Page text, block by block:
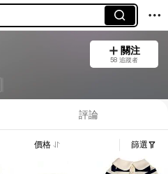
關注
58 追蹤者
評論
價格 篩選